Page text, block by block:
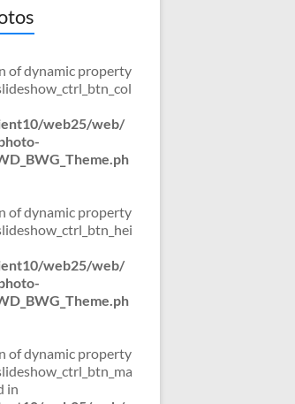
of dynamic property
web25/web/
of dynamic property
web25/web/
of dynamic property
in